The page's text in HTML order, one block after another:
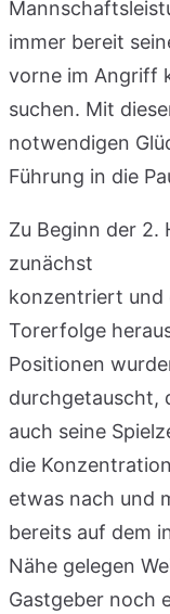
immer bereit
vorne im Angriff
suchen. Mit
notwendigen
Führung in die
Zu Beginn der 2.
zunächst
konzentriert und
Torerfolge
Positionen
durchgetauscht,
auch seine
die
etwas nach und
bereits auf dem
Nähe gelegen
Gastgeber noch